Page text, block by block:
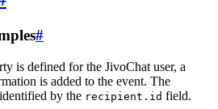
#
is defined for the JivoChat user, a
is added to the event. The
by the recipient.id field.